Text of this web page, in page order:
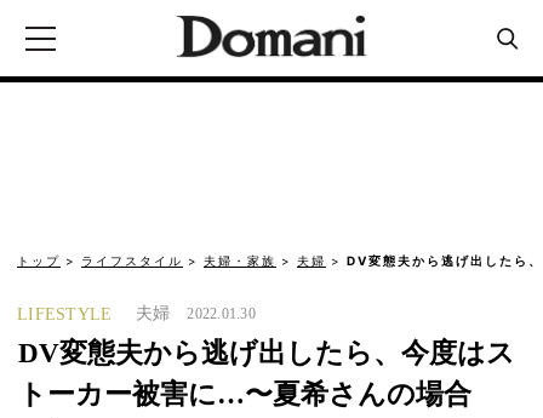
トップ ライフスタイル 夫婦・家族 夫婦 DV変態夫から逃げ出したら
LIFESTYLE 夫婦 2022.01.30
DV変態夫から逃げ出したら、今度はス
トーカー被害に…〜夏希さんの場合